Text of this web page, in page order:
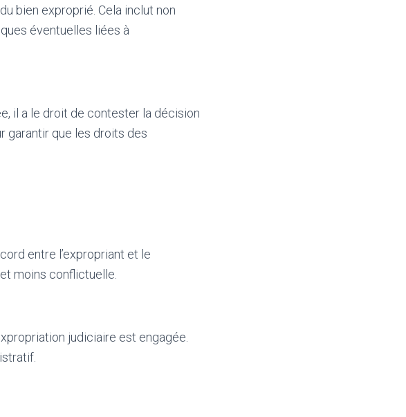
bien exproprié. Cela inclut non
éventuelles liées à
il a le droit de contester la décision
garantir que les droits des
entre l’expropriant et le
moins conflictuelle.
judiciaire est engagée.